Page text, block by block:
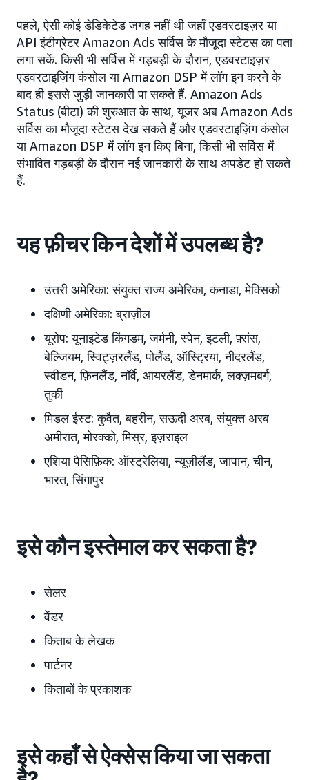
पहले, ऐसी कोई डेडिकेटेड जगह नहीं थी जहाँ एडवरटाइज़र या
API इंटीग्रेटर Amazon Ads सर्विस के मौजूदा स्टेटस का पता
लगा सकें. किसी भी सर्विस में गड़बड़ी के दौरान, एडवरटाइज़र
एडवरटाइज़िंग कंसोल या Amazon DSP में लॉग इन करने के
बाद ही इससे जुड़ी जानकारी पा सकते हैं. Amazon Ads
Status (बीटा) की शुरुआत के साथ, यूजर अब Amazon Ads
सर्विस का मौजूदा स्टेटस देख सकते हैं और एडवरटाइज़िंग कंसोल
या Amazon DSP में लॉग इन किए बिना, किसी भी सर्विस में
संभावित गड़बड़ी के दौरान नई जानकारी के साथ अपडेट हो सकते
हैं.
यह फ़ीचर किन देशों में उपलब्ध है?
उत्तरी अमेरिका:संयुक्त राज्य अमेरिका, कनाडा, मेक्सिको
दक्षिणी अमेरिका: ब्राज़ील
यूरोप: यूनाइटेड किंगडम, जर्मनी, स्पेन, इटली, फ़्रांस,
बेल्जियम, स्विट्ज़रलैंड, पोलैंड, ऑस्ट्रिया, नीदरलैंड,
स्वीडन, फ़िनलैंड, नॉर्वे, आयरलैंड, डेनमार्क, लक्ज़मबर्ग,
तुर्की
मिडल ईस्ट: कुवैत, बहरीन, सऊदी अरब, संयुक्त अरब
अमीरात, मोरक्को, मिस्र, इज़राइल
एशिया पैसिफ़िक: ऑस्ट्रेलिया, न्यूज़ीलैंड, जापान, चीन,
भारत, सिंगापुर
इसे कौन इस्तेमाल कर सकता है?
सेलर
वेंडर
किताब के लेखक
पार्टनर
किताबों के प्रकाशक
इसे कहाँ से ऐक्सेस किया जा सकता